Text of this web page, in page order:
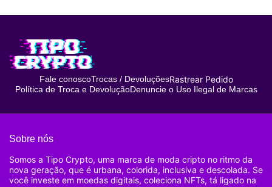
Fale conoscoTrocas / DevoluçõesRastrear Pedido
Política de Troca e DevoluçãoDenuncie o Uso Ilegal de Marcas
Sobre nós
Somos a Tipo Crypto, uma marca de moda cripto no ritmo da
nova geração, que é urbana, colorida, inclusiva e descolada. Se
você investe em moedas digitais, coleciona NFTs, tá ligado na